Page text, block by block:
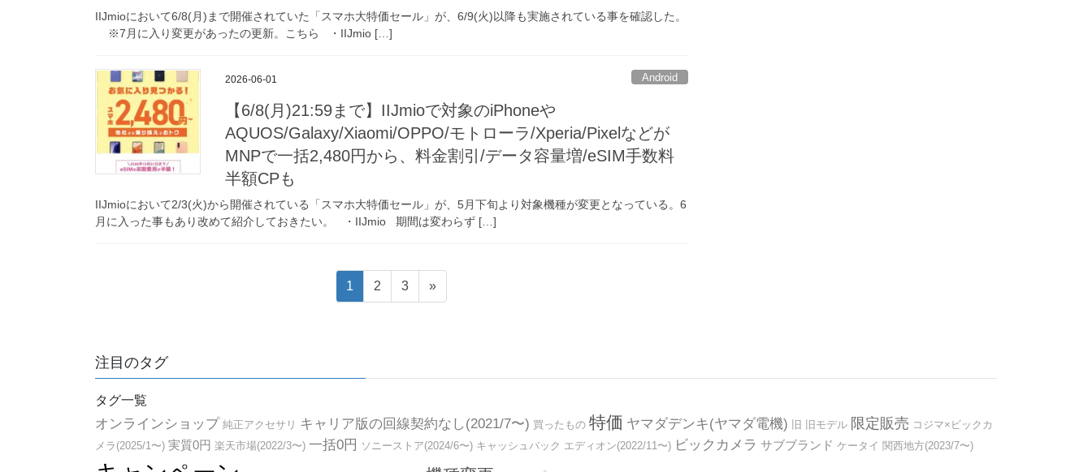
IIJmioにおいて6/8(月)まで開催されていた「スマホ大特価セール」が、6/9(火)以降も実施されている事を確認した。
※7月に入り変更があったの更新。こちら ・IIJmio […]
2026-06-01 Android
【6/8(月)21:59まで】IIJmioで対象のiPhoneや
AQUOS/Galaxy/Xiaomi/OPPO/モトローラ/Xperia/Pixelなどが
MNPで一括2,480円から、料金割引/データ容量増/eSIM手数料
半額CPも
IIJmioにおいて2/3(火)から開催されている「スマホ大特価セール」が、5月下旬より対象機種が変更となっている。6
月に入った事もあり改めて紹介しておきたい。 ・IIJmio 期間は変わらず […]
ペ
ー
ジ
送
固
定
1
固
定
2
固
定
3 »
注目のタグ
タグ一覧
オンラインショップ 純正アクセサリ キャリア版の回線契約なし(2021/7〜) 買ったもの 特価 ヤマダデンキ(ヤマダ電機) 旧 旧モデル 限定販売 コジマ×ビックカ
メラ(2025/1〜) 実質0円 楽天市場(2022/3〜) 一括0円 ソニーストア(2024/6〜) キャッシュバック エディオン(2022/11〜) ビックカメラ サブブランド ケータイ 関西地方(2023/7〜)